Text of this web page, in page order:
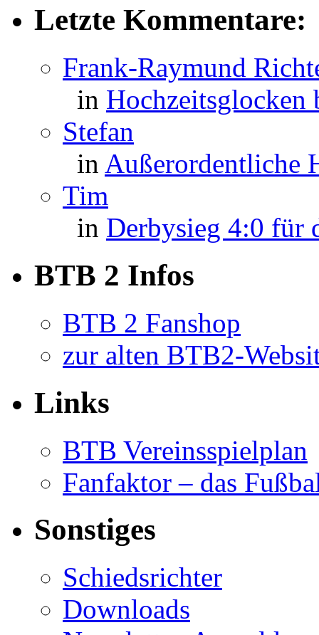
Letzte Kommentare:
Frank-Raymund
in Hochzeitsglocken
Stefan
in Außerordentliche
Tim
in Derbysieg 4:0 für
BTB 2 Infos
BTB 2 Fanshop
zur alten BTB2-
Links
BTB Vereinsspielplan
Fanfaktor – das
Sonstiges
Schiedsrichter
Downloads